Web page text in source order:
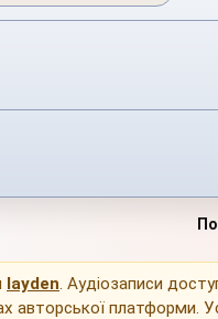
layden. Аудіозаписи
авторської платформи.